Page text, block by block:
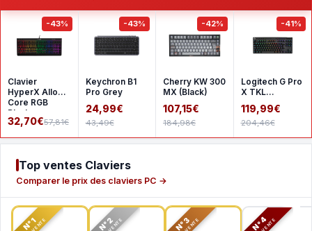
-43%
Clavier
HyperX Alloy
Core RGB
Black
32,70€57,81€
-43%
Keychron B1
Pro Grey
24,99€
43,49€
-42%
Cherry KW 300
MX (Black)
107,15€
184,98€
-41%
Logitech G Pro
X TKL
GX Brown -
Black
119,99€
204,46€
Top ventes Claviers
Comparer le prix des claviers PC →
N°1 N°2 N°3 N°4